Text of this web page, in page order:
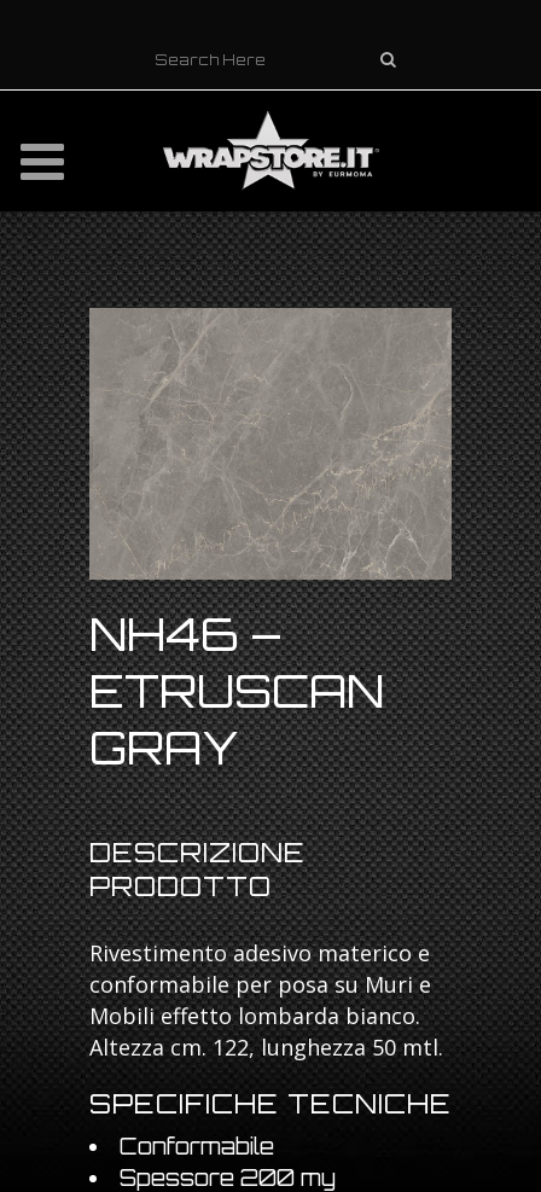
NH46 –
ETRUSCAN
GRAY
DESCRIZIONE
PRODOTTO
Rivestimento adesivo materico e
conformabile per posa su Muri e
Mobili effetto lombarda bianco.
Altezza cm. 122, lunghezza 50 mtl.
SPECIFICHE TECNICHE
Conformabile
Spessore 200 my